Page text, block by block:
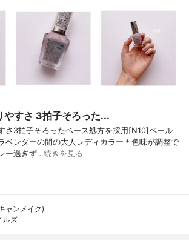
やすさ 3拍子そろった...
さ3拍子そろったベース処方を採用[N10]ペール
ベンダーの間の大人レディカラー＊色味が調整で
ー過ぎず…続きを見る
ャンメイク)
ルズ